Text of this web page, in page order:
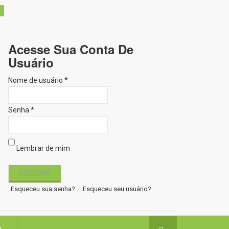
Acesse Sua Conta De
Usuário
Nome de usuário *
Senha *
Lembrar de mim
Esqueceu sua senha? Esqueceu seu usuário?